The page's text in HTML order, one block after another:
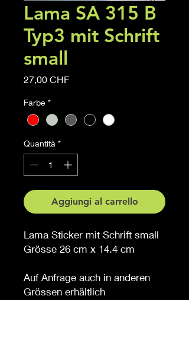
Lama SA 315 B
Typ3 mit Schrift
small
27,00 CHFPrezzo
Farbe *
Quantità *
Aggiungi al carrello
Lama Sticker mit Schrift small
Grösse 26 cm x 14.4 cm
Auf Anfrage auch in anderen
Grössen erhältlich